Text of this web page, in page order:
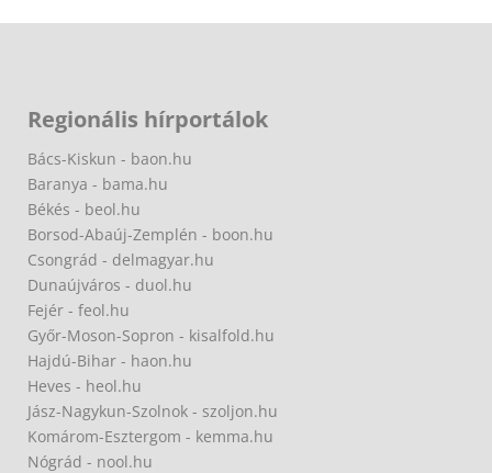
Regionális hírportálok
Bács-Kiskun - baon.hu
Baranya - bama.hu
Békés - beol.hu
Borsod-Abaúj-Zemplén - boon.hu
Csongrád - delmagyar.hu
Dunaújváros - duol.hu
Fejér - feol.hu
Győr-Moson-Sopron - kisalfold.hu
Hajdú-Bihar - haon.hu
Heves - heol.hu
Jász-Nagykun-Szolnok - szoljon.hu
Komárom-Esztergom - kemma.hu
Nógrád - nool.hu